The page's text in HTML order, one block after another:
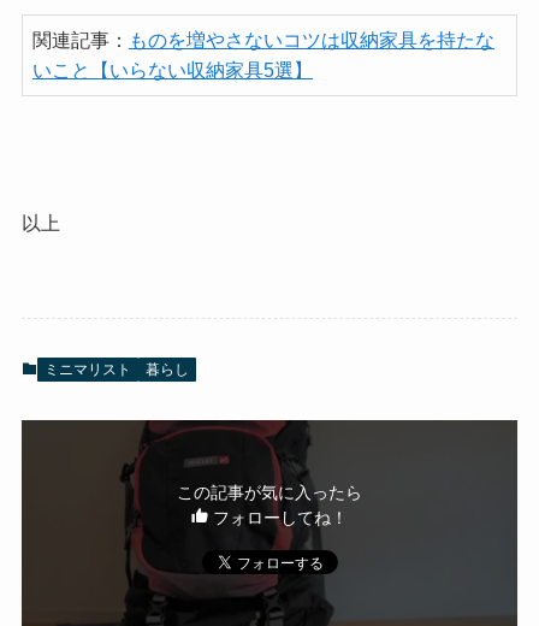
関連記事： ものを増やさないコツは収納家具を持たな
いこと【いらない収納家具5選】
以上
ミニマリスト 暮らし
この記事が気に入ったら
フォローしてね！